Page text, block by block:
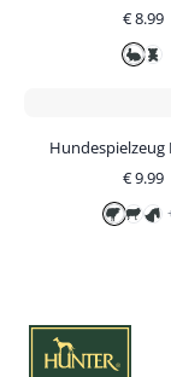
€8.99
Hundespielzeug
€9.99